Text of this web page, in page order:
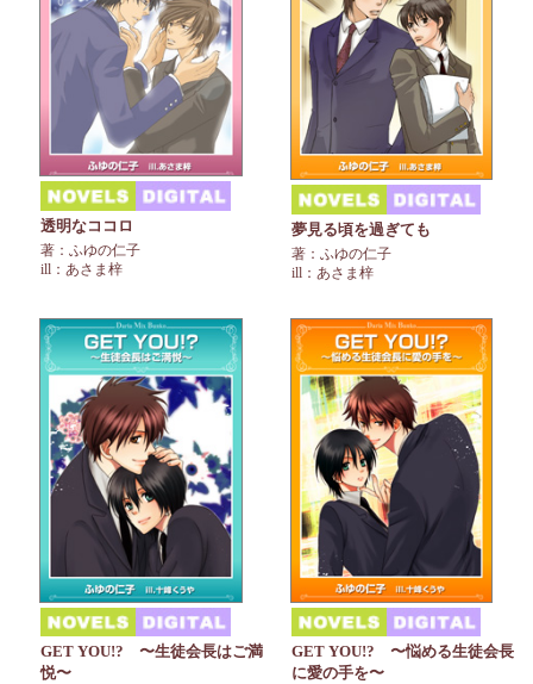
透明なココロ
著：ふゆの仁子
ill：あさま梓
夢見る頃を過ぎても
著：ふゆの仁子
ill：あさま梓
GET YOU!? 〜生徒会長はご満
悦〜
GET YOU!? 〜悩める生徒会長
に愛の手を〜